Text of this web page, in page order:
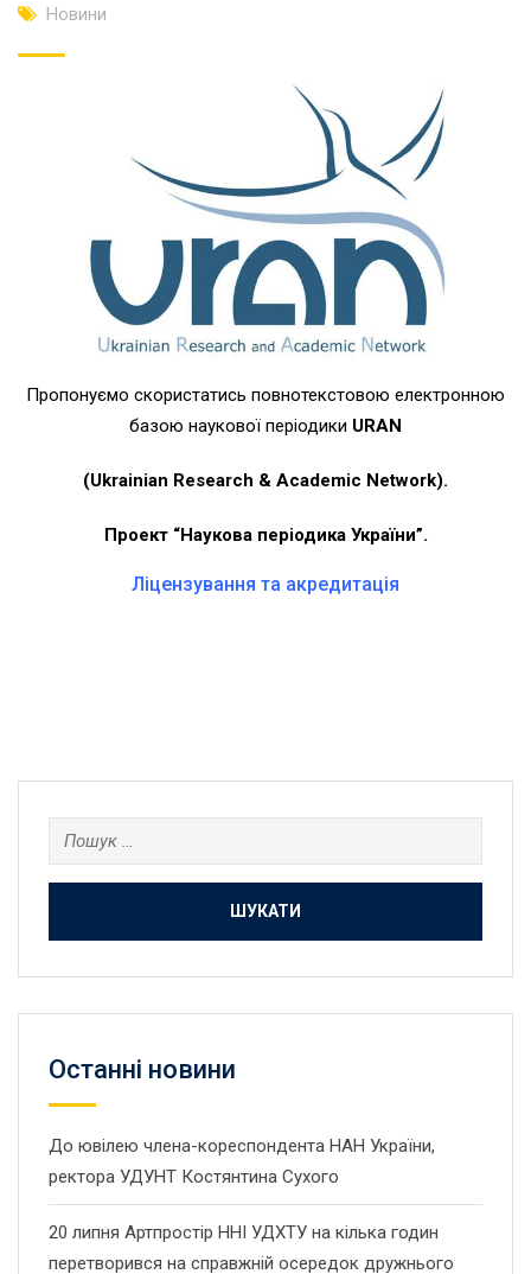
Новини
Пропонуємо скористатись повнотекстовою електронною
базою наукової періодики URAN
(Ukrainian Research & Academic Network).
Проект “Наукова періодика України”.
Ліцензування та акредитація
Пошук:
Останнi новини
До ювілею члена-кореспондента НАН України,
ректора УДУНТ Костянтина Сухого
20 липня Артпростір ННІ УДХТУ на кілька годин
перетворився на справжній осередок дружнього